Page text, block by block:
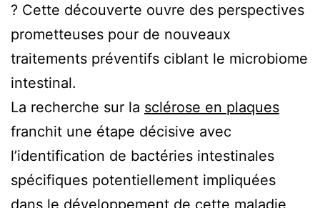
? Cette découverte ouvre des perspectives
prometteuses pour de nouveaux
traitements préventifs ciblant le microbiome
intestinal.
La recherche sur la sclérose en plaques
franchit une étape décisive avec
l’identification de bactéries intestinales
spécifiques potentiellement impliquées
dans le développement de cette maladie